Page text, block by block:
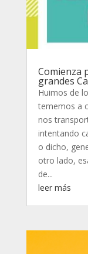
Comienza
grandes
Huimos de
tememos a
nos
intentando
o dicho,
otro lado,
de...
leer más